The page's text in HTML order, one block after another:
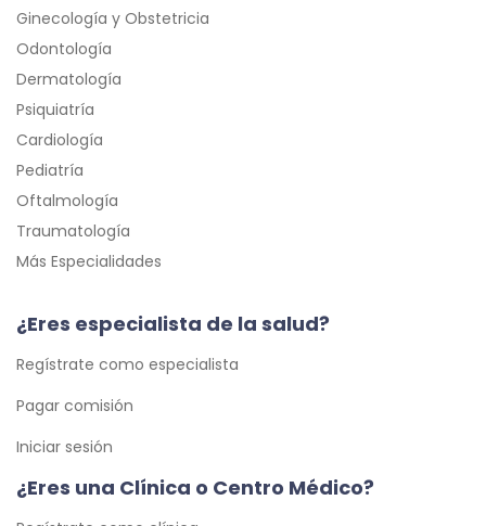
Ginecología y Obstetricia
Odontología
Dermatología
Psiquiatría
Cardiología
Pediatría
Oftalmología
Traumatología
Más Especialidades
¿Eres especialista de la salud?
Regístrate como especialista
Pagar comisión
Iniciar sesión
¿Eres una Clínica o Centro Médico?